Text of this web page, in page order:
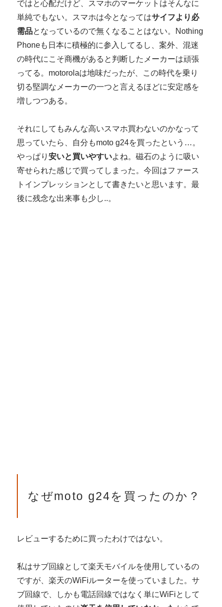
ではと心配だけど、スマホのマーケットはそんなに
単純でもない。スマホは今となってはサイフより必
需品となっているので無くなることはない。Nothing
Phoneも日本に積極的に参入してるし、案外、混迷
の時代にこそ商機があると判断したメーカーは頑張
ってる。motorolaは地味だったが、この時代を乗り
切る堅調なメーカーの一つと言えるほどに安定感を
増しつつある。
それにしてもみんな高いスマホ買わないのかなって
思っていたら、自分もmoto g24を買ったという…。
やっぱり安いと買いやすいよね。磁石のように吸い
寄せられた感じで買ってしまった。今回はファース
トインプレッションとして書きたいと思います。最
後に残念な出来事も少し..。
なぜmoto g24を買ったのか？
レビューするために買ったわけではない。
私はサブ回線として楽天モバイルを使用しているの
ですが、楽天のWiFiルーターを使っていました。サ
ブ回線で、しかも電話回線ではなく単にWiFiとして